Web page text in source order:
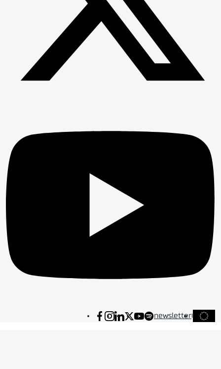
newsletter